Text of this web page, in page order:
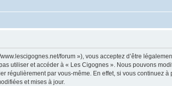
forum »), vous acceptez d’être
utiliser et accéder à « Les Cigognes ». Nous pouvons
par vous-même. En effet, si vous continuez à
et mises à jour.